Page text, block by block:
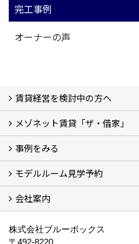
完工事例
オーナーの声
賃貸経営を検討中の方へ
私たちの考え方
賃貸経営の成功学
様々な無料サービス
相続税とは
よくあるご質問
メゾネット賃貸「ザ・借家」
ザ・借家について詳しく知る (2)
事例をみる
建設中の現場レポート
完成した建物を見てみる
オーナーの声
モデルルーム見学予約
モデルルーム見学予約
会社案内
株式会社ブルーボックス
〒492-8220